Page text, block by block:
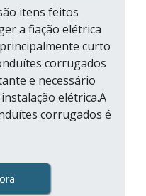
itens feitos
a fiação elétrica
curto
corrugados
e necessário
elétrica.A
corrugados é